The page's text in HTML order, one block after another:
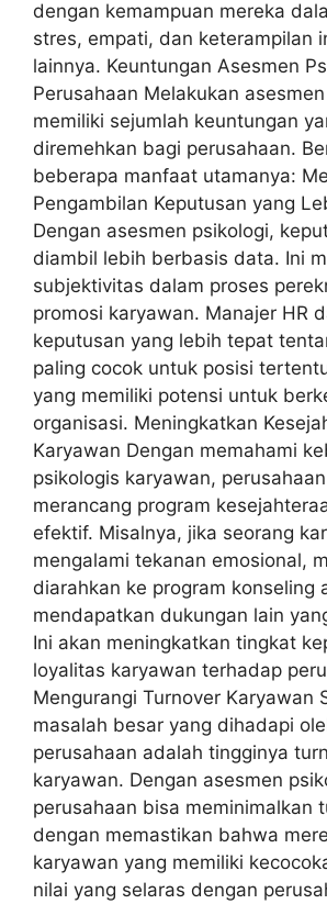
dengan kemampuan mereka
stres, empati, dan keterampilan
lainnya. Keuntungan Asesmen
Perusahaan Melakukan
memiliki sejumlah keuntungan
diremehkan bagi perusahaan.
beberapa manfaat utamanya:
Pengambilan Keputusan yang
Dengan asesmen psikologi,
diambil lebih berbasis data. Ini
subjektivitas dalam proses
promosi karyawan. Manajer HR
keputusan yang lebih tepat
paling cocok untuk posisi
yang memiliki potensi untuk
organisasi. Meningkatkan
Karyawan Dengan memahami
psikologis karyawan,
merancang program
efektif. Misalnya, jika seorang
mengalami tekanan emosional,
diarahkan ke program konseling
mendapatkan dukungan lain
Ini akan meningkatkan tingkat
loyalitas karyawan terhadap
Mengurangi Turnover Karyawan
masalah besar yang dihadapi
perusahaan adalah tingginya
karyawan. Dengan asesmen
perusahaan bisa meminimalkan
dengan memastikan bahwa
karyawan yang memiliki
nilai yang selaras dengan